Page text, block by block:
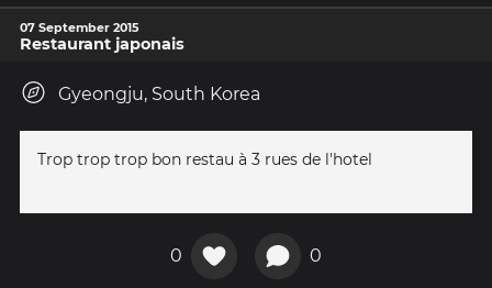
07 September 2015
Restaurant japonais
Gyeongju, South Korea
Trop trop trop bon restau à 3 rues de l'hotel
0 0